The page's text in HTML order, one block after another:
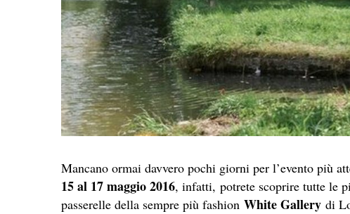
Mancano ormai davvero pochi giorni per l’evento più
15 al 17 maggio 2016, infatti, potrete scoprire tutte le
passerelle della sempre più fashion White Gallery di